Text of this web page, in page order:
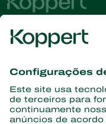
informações